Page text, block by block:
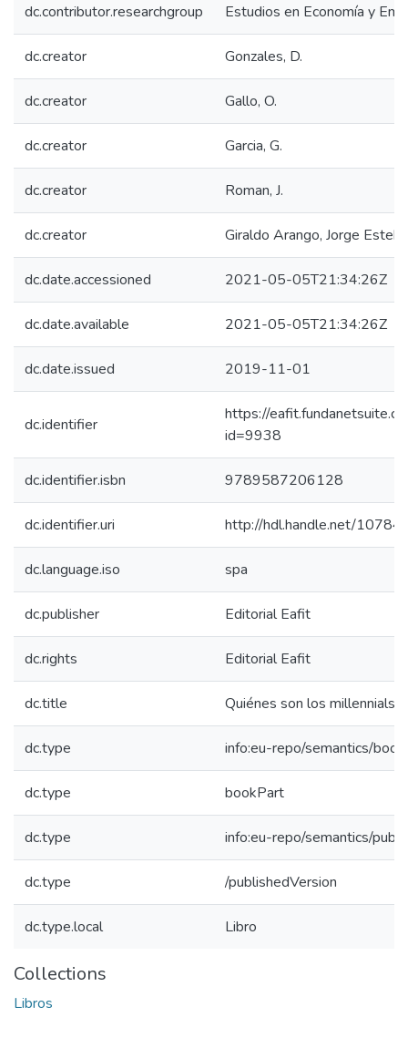
dc.contributor.researchgroup Estudios en Economía y
dc.creator Gonzales, D.
dc.creator Gallo, O.
dc.creator Garcia, G.
dc.creator Roman, J.
dc.creator Giraldo Arango, Jorge
dc.date.accessioned 2021-05-05T21:34:26Z
dc.date.available 2021-05-05T21:34:26Z
dc.date.issued 2019-11-01
dc.identifier
https://
id=9938
dc.identifier.isbn 9789587206128
dc.identifier.uri http://hdl.handle.net/
dc.language.iso spa
dc.publisher Editorial Eafit
dc.rights Editorial Eafit
dc.title Quiénes son los millennials
dc.type info:eu-repo/semantics/
dc.type bookPart
dc.type info:eu-repo/semantics/
dc.type /publishedVersion
dc.type.local Libro
Collections
Libros